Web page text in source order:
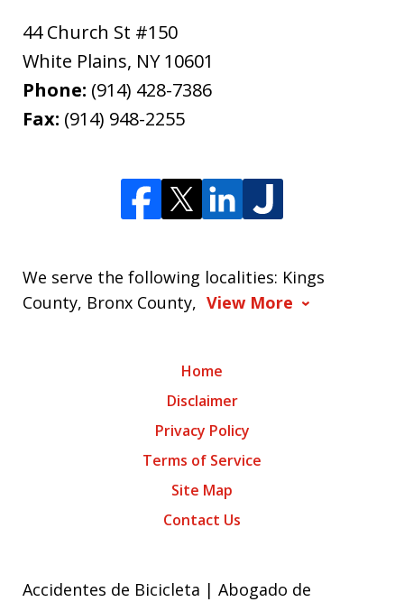
44 Church St #150
White Plains, NY 10601
Phone: (914) 428-7386
Fax: (914) 948-2255
We serve the following localities: Kings
County, Bronx County, View More
Home
Disclaimer
Privacy Policy
Terms of Service
Site Map
Contact Us
Accidentes de Bicicleta | Abogado de